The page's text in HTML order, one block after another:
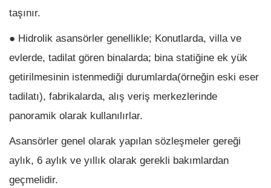
taşınır.
● Hidrolik asansörler genellikle; Konutlarda, villa ve
evlerde, tadilat gören binalarda; bina statiğine ek yük
getirilmesinin istenmediği durumlarda(örneğin eski eser
tadilatı), fabrikalarda, alış veriş merkezlerinde
panoramik olarak kullanılırlar.
Asansörler genel olarak yapılan sözleşmeler gereği
aylık, 6 aylık ve yıllık olarak gerekli bakımlardan
geçmelidir.